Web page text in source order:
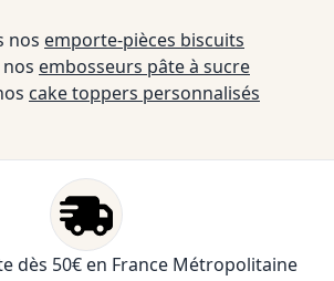
nos emporte-pièces biscuits
embosseurs pâte à sucre
cake toppers personnalisés
dès 50€ en France Métropolitaine